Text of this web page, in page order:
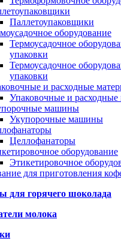
Паллетоупаковщики
оборудование
Термоусадочное
упаковки
Термоусадочное
упаковки
и расходные
Упаковочные и расходные
машины
Укупорочные машины
Целлофанаторы
оборудование
Этикетировочное
для приготовления
для горячего шоколада
молока